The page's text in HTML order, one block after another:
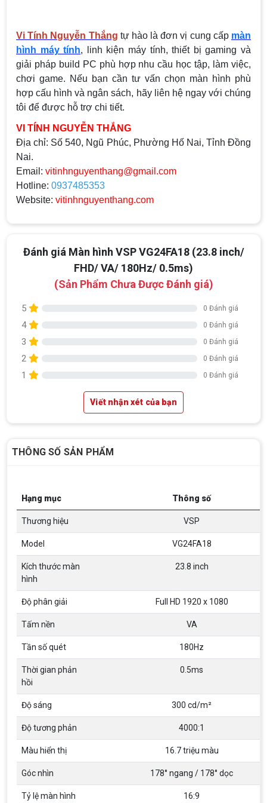
Vi Tính Nguyễn Thắng tự hào là đơn vị cung cấp màn
hình máy tính, linh kiện máy tính, thiết bị gaming và
giải pháp build PC phù hợp nhu cầu học tập, làm việc,
chơi game. Nếu bạn cần tư vấn chọn màn hình phù
hợp cấu hình và ngân sách, hãy liên hệ ngay với chúng
tôi để được hỗ trợ chi tiết.
VI TÍNH NGUYỄN THẮNG
Địa chỉ: Số 540, Ngũ Phúc, Phường Hố Nai, Tỉnh Đồng
Nai.
Email: vitinhnguyenthang@gmail.com
Hotline: 0937485353
Website: vitinhnguyenthang.com
Đánh giá Màn hình VSP VG24FA18 (23.8 inch/
FHD/ VA/ 180Hz/ 0.5ms)
(Sản Phẩm Chưa Được Đánh giá)
5 0 Đánh giá
4 0 Đánh giá
3 0 Đánh giá
2 0 Đánh giá
1 0 Đánh giá
Viết nhận xét của bạn
THÔNG SỐ SẢN PHẨM
Hạng mục Thông số
Thương hiệu VSP
Model VG24FA18
Kích thước màn
hình
23.8 inch
Độ phân giải Full HD 1920 x 1080
Tấm nền VA
Tần số quét 180Hz
Thời gian phản
hồi
0.5ms
Độ sáng 300 cd/m²
Độ tương phản 4000:1
Màu hiển thị 16.7 triệu màu
Góc nhìn 178° ngang / 178° dọc
Tỷ lệ màn hình 16:9
Top 18 tựa game PC huyền thoại gắn liền
Top 18 tựa game PC huyền thoại gắn liền với tuổi
Hãng ASRock Công Bố 2 dòng Card Đồ
Họa AMD Radeon™ RX 6600 XT
Nên Hay Không Dùng Tivi Thay Cho Màn